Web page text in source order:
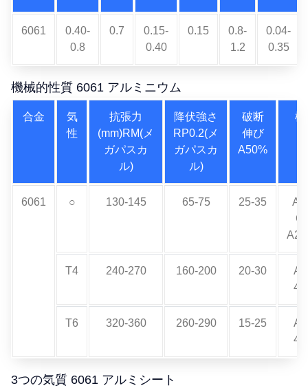
6061
0.40-
0.8
0.7
0.15-
0.40
0.15
0.8-
1.2
0.04-
0.35
機械的性質 6061 アルミニウム
合金
気
性
抗張力
(mm)RM(メ
ガパスカ
ル)
降伏強さ
RP0.2(メ
ガパスカ
ル)
破断
伸び
A50%
標
6061 ○ 130-145 65-75 25-35
T4 240-270 160-200 20-30
T6 320-360 260-290 15-25
3つの気質 6061 アルミシート